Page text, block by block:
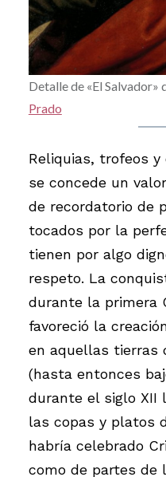
Detalle de «El Salvador»
Prado
Reliquias, trofeos
se concede un
de recordatorio de
tocados por la
tienen por algo
respeto. La
durante la primera
favoreció la
en aquellas tierras
(hasta entonces
durante el siglo XII
las copas y platos
habría celebrado
como de partes de